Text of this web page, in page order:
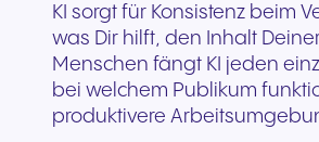
KI sorgt für Konsistenz beim
was Dir hilft, den Inhalt
Menschen fängt KI jeden
bei welchem Publikum
produktivere